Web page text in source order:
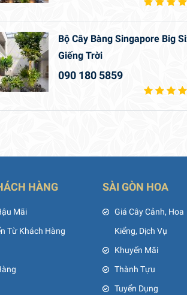
Bộ Cây Bàng Singapore Big
Giếng Trời
090 180 5859
HÀNG
Mãi
Từ Khách Hàng
SÀI GÒN HOA
Giá Cây Cảnh, Hoa
Kiểng, Dịch Vụ
Khuyến Mãi
Thành Tựu
Tuyển Dụng